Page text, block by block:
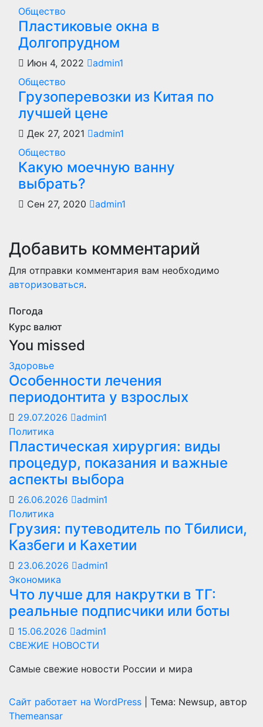
Общество
Пластиковые окна в
Долгопрудном
Июн 4, 2022
admin1
Общество
Грузоперевозки из Китая по
лучшей цене
Дек 27, 2021
admin1
Общество
Какую моечную ванну
выбрать?
Сен 27, 2020 admin1
Добавить комментарий
Для отправки комментария вам необходимо
авторизоваться.
Погода
Курс валют
You missed
Здоровье
Особенности лечения
периодонтита у взрослых
29.07.2026
admin1
Политика
Пластическая хирургия: виды
процедур, показания и важные
аспекты выбора
26.06.2026
admin1
Политика
Грузия: путеводитель по Тбилиси,
Казбеги и Кахетии
23.06.2026
admin1
Экономика
Что лучше для накрутки в ТГ:
реальные подписчики или боты
15.06.2026
admin1
СВЕЖИЕ НОВОСТИ
Самые свежие новости России и мира
Сайт работает на WordPress
Тема: Newsup, автор
Themeansar